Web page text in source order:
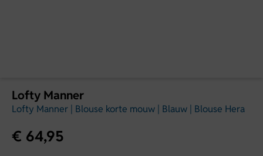
Lofty Manner
Lofty Manner | Blouse korte mouw | Blauw | Blouse Hera
€ 64,95